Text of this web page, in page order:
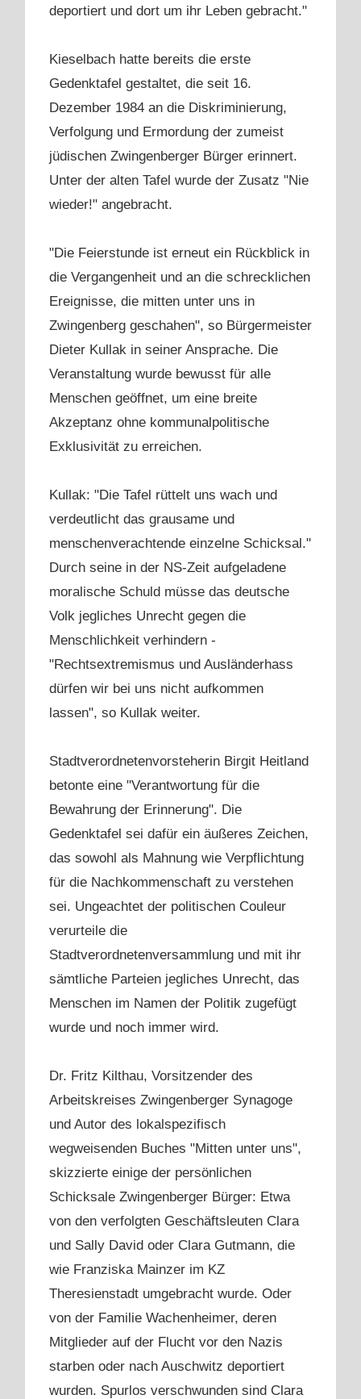
deportiert und dort um ihr Leben gebracht."
Kieselbach hatte bereits die erste
Gedenktafel gestaltet, die seit 16.
Dezember 1984 an die Diskriminierung,
Verfolgung und Ermordung der zumeist
jüdischen Zwingenberger Bürger erinnert.
Unter der alten Tafel wurde der Zusatz "Nie
wieder!" angebracht.
"Die Feierstunde ist erneut ein Rückblick in
die Vergangenheit und an die schrecklichen
Ereignisse, die mitten unter uns in
Zwingenberg geschahen", so Bürgermeister
Dieter Kullak in seiner Ansprache. Die
Veranstaltung wurde bewusst für alle
Menschen geöffnet, um eine breite
Akzeptanz ohne kommunalpolitische
Exklusivität zu erreichen.
Kullak: "Die Tafel rüttelt uns wach und
verdeutlicht das grausame und
menschenverachtende einzelne Schicksal."
Durch seine in der NS-Zeit aufgeladene
moralische Schuld müsse das deutsche
Volk jegliches Unrecht gegen die
Menschlichkeit verhindern -
"Rechtsextremismus und Ausländerhass
dürfen wir bei uns nicht aufkommen
lassen", so Kullak weiter.
Stadtverordnetenvorsteherin Birgit Heitland
betonte eine "Verantwortung für die
Bewahrung der Erinnerung". Die
Gedenktafel sei dafür ein äußeres Zeichen,
das sowohl als Mahnung wie Verpflichtung
für die Nachkommenschaft zu verstehen
sei. Ungeachtet der politischen Couleur
verurteile die
Stadtverordnetenversammlung und mit ihr
sämtliche Parteien jegliches Unrecht, das
Menschen im Namen der Politik zugefügt
wurde und noch immer wird.
Dr. Fritz Kilthau, Vorsitzender des
Arbeitskreises Zwingenberger Synagoge
und Autor des lokalspezifisch
wegweisenden Buches "Mitten unter uns",
skizzierte einige der persönlichen
Schicksale Zwingenberger Bürger: Etwa
von den verfolgten Geschäftsleuten Clara
und Sally David oder Clara Gutmann, die
wie Franziska Mainzer im KZ
Theresienstadt umgebracht wurde. Oder
von der Familie Wachenheimer, deren
Mitglieder auf der Flucht vor den Nazis
starben oder nach Auschwitz deportiert
wurden. Spurlos verschwunden sind Clara